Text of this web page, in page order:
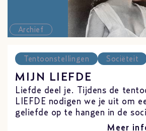
Archief
Tentoonstellingen Sociëteit
MIJN LIEFDE
Liefde deel je. Tijdens de
LIEFDE nodigen we je uit om
geliefde op te hangen in de
Meer